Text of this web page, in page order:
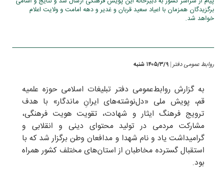
برگزیدگان همزمان با اعیاد سعید قربان و غدیر و دهه امامت و ولایت اعلام
خواهد شد.
روابط عمومی دفتر ۱۴۰۵/۳/۹ شنبه
به گزارش روابط‌عمومی دفتر تبلیغات اسلامی حوزه علمیه
قم، پویش ملی «دل‌نوشته‌های ایرانِ ماندگار» با هدف
ترویج فرهنگ ایثار و شهادت، تقویت هویت فرهنگی،
مشارکت مردمی در تولید محتوای دینی و انقلابی و
گرامیداشت یاد و نام شهدا و مدافعان وطن برگزار شد که با
استقبال گسترده مخاطبان از استان‌های مختلف کشور همراه
بود.